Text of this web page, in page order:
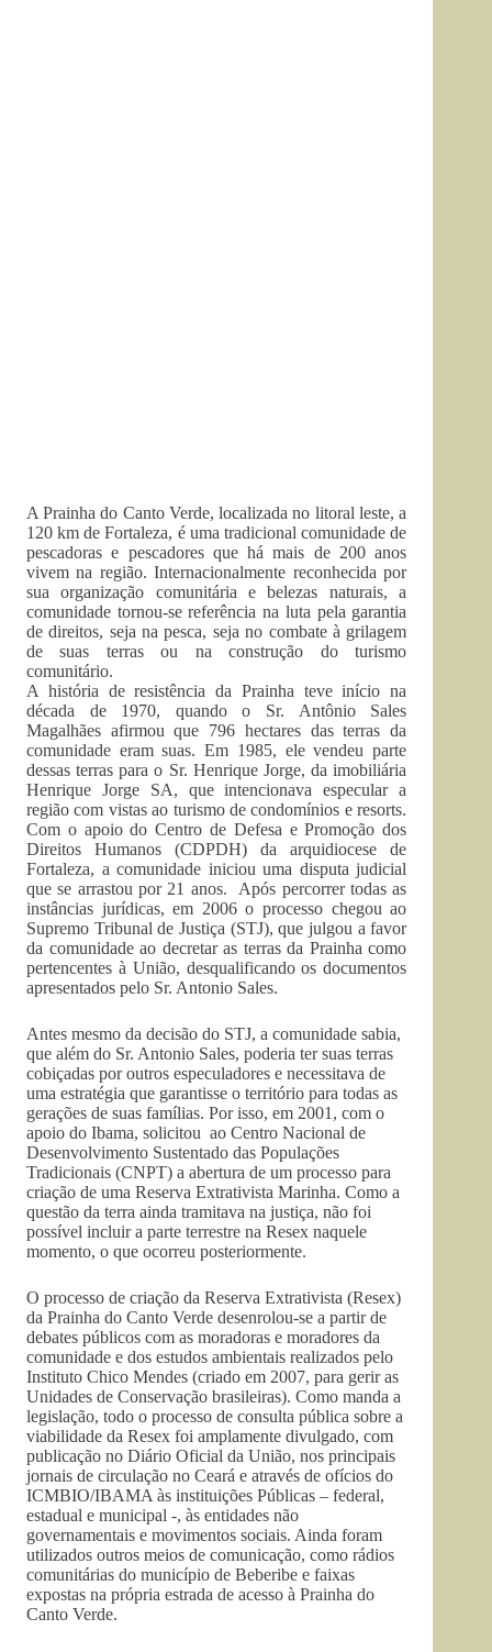
A Prainha do Canto Verde, localizada no litoral leste, a
120 km de Fortaleza, é uma tradicional comunidade de
pescadoras e pescadores que há mais de 200 anos
vivem na região. Internacionalmente reconhecida por
sua organização comunitária e belezas naturais, a
comunidade tornou-se referência na luta pela garantia
de direitos, seja na pesca, seja no combate à grilagem
de suas terras ou na construção do turismo
comunitário.
A história de resistência da Prainha teve início na
década de 1970, quando o Sr. Antônio Sales
Magalhães afirmou que 796 hectares das terras da
comunidade eram suas. Em 1985, ele vendeu parte
dessas terras para o Sr. Henrique Jorge, da imobiliária
Henrique Jorge SA, que intencionava especular a
região com vistas ao turismo de condomínios e resorts.
Com o apoio do Centro de Defesa e Promoção dos
Direitos Humanos (CDPDH) da arquidiocese de
Fortaleza, a comunidade iniciou uma disputa judicial
que se arrastou por 21 anos. Após percorrer todas as
instâncias jurídicas, em 2006 o processo chegou ao
Supremo Tribunal de Justiça (STJ), que julgou a favor
da comunidade ao decretar as terras da Prainha como
pertencentes à União, desqualificando os documentos
apresentados pelo Sr. Antonio Sales.
Antes mesmo da decisão do STJ, a comunidade sabia,
que além do Sr. Antonio Sales, poderia ter suas terras
cobiçadas por outros especuladores e necessitava de
uma estratégia que garantisse o território para todas as
gerações de suas famílias. Por isso, em 2001, com o
apoio do Ibama, solicitou ao Centro Nacional de
Desenvolvimento Sustentado das Populações
Tradicionais (CNPT) a abertura de um processo para
criação de uma Reserva Extrativista Marinha. Como a
questão da terra ainda tramitava na justiça, não foi
possível incluir a parte terrestre na Resex naquele
momento, o que ocorreu posteriormente.
O processo de criação da Reserva Extrativista (Resex)
da Prainha do Canto Verde desenrolou-se a partir de
debates públicos com as moradoras e moradores da
comunidade e dos estudos ambientais realizados pelo
Instituto Chico Mendes (criado em 2007, para gerir as
Unidades de Conservação brasileiras). Como manda a
legislação, todo o processo de consulta pública sobre a
viabilidade da Resex foi amplamente divulgado, com
publicação no Diário Oficial da União, nos principais
jornais de circulação no Ceará e através de ofícios do
ICMBIO/IBAMA às instituições Públicas – federal,
estadual e municipal -, às entidades não
governamentais e movimentos sociais. Ainda foram
utilizados outros meios de comunicação, como rádios
comunitárias do município de Beberibe e faixas
expostas na própria estrada de acesso à Prainha do
Canto Verde.